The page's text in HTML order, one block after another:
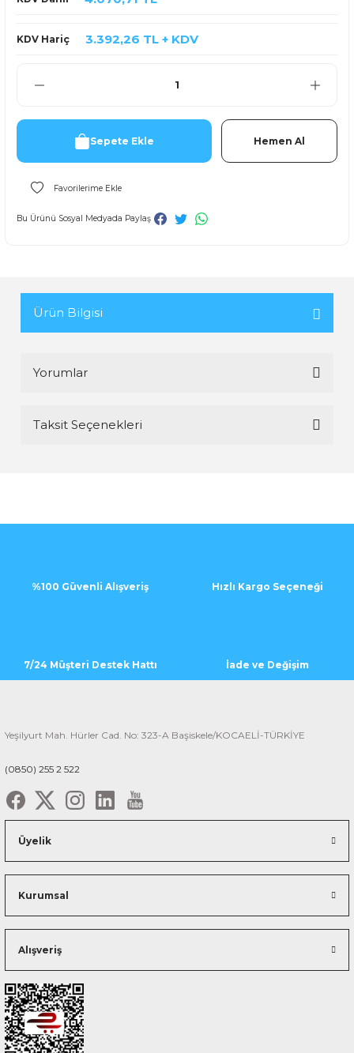
KDV Hariç 3.392,26 TL + KDV
Sepete Ekle Hemen Al
Bu Ürünü Sosyal Medyada Paylaş
Ürün Bilgisi
Yorumlar
Bu ürüne ilk yorumu siz yapın!
Taksit Seçenekleri
%100 Güvenli Alışveriş Hızlı Kargo Seçeneği
7/24 Müşteri Destek Hattı İade ve Değişim
Yeşilyurt Mah. Hürler Cad. No: 323-A Başiskele/KOCAELİ-TÜRKİYE
(0850) 255 2 522
Üyelik
Kurumsal
Alışveriş